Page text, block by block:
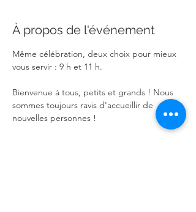
À propos de l'événement
Même célébration, deux choix pour mieux
vous servir : 9 h et 11 h.
Bienvenue à tous, petits et grands ! Nous
sommes toujours ravis d'accueillir de
nouvelles personnes !